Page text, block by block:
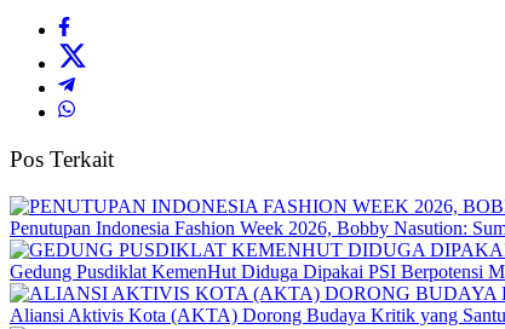
Pos Terkait
Penutupan Indonesia Fashion Week 2026, Bobby Nasution:
Gedung Pusdiklat KemenHut Diduga Dipakai PSI Berpotensi
Aliansi Aktivis Kota (AKTA) Dorong Budaya Kritik yang